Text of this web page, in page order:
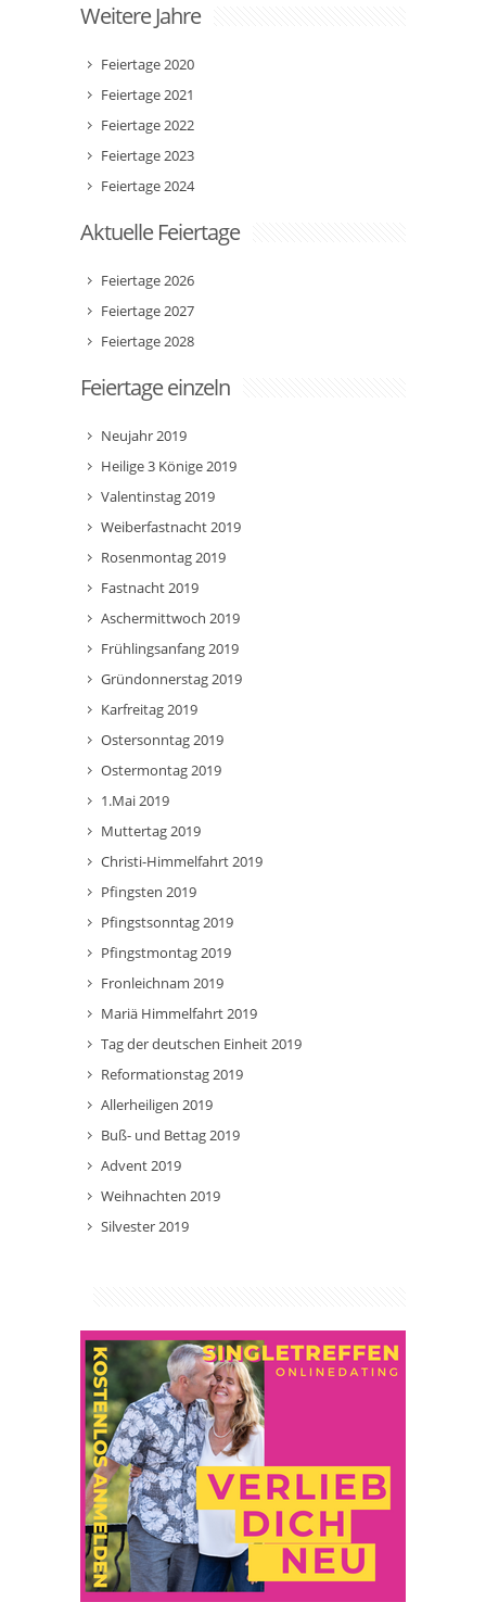
Weitere Jahre
Feiertage 2020
Feiertage 2021
Feiertage 2022
Feiertage 2023
Feiertage 2024
Aktuelle Feiertage
Feiertage 2026
Feiertage 2027
Feiertage 2028
Feiertage einzeln
Neujahr 2019
Heilige 3 Könige 2019
Valentinstag 2019
Weiberfastnacht 2019
Rosenmontag 2019
Fastnacht 2019
Aschermittwoch 2019
Frühlingsanfang 2019
Gründonnerstag 2019
Karfreitag 2019
Ostersonntag 2019
Ostermontag 2019
1.Mai 2019
Muttertag 2019
Christi-Himmelfahrt 2019
Pfingsten 2019
Pfingstsonntag 2019
Pfingstmontag 2019
Fronleichnam 2019
Mariä Himmelfahrt 2019
Tag der deutschen Einheit 2019
Reformationstag 2019
Allerheiligen 2019
Buß- und Bettag 2019
Advent 2019
Weihnachten 2019
Silvester 2019